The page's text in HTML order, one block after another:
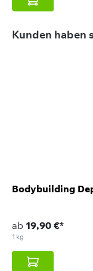
Produktgalerie
Kunden haben
Bodybuilding
ab 19,90 €*
1 kg